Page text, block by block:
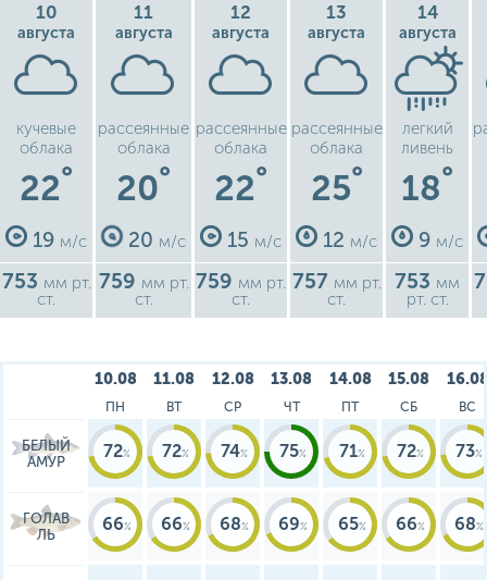
10
августа
кучевые
облака
22°
19 м/с
753 мм рт.
ст.
11
августа
рассеянные
облака
20°
20 м/с
759 мм рт.
ст.
12
августа
рассеянные
облака
22°
15 м/с
759 мм рт.
ст.
13
августа
рассеянные
облака
25°
12 м/с
757 мм рт.
ст.
14
августа
легкий
ливень
18°
9 м/с
753 мм
рт. ст.
10.08
ПН
11.08
ВТ
12.08
СР
13.08
ЧТ
14.08
ПТ
15.08
СБ ВС
БЕЛЫЙ
АМУР
72 72 74 75 71 72 73
ГОЛАВ
ЛЬ
66 66 68 69 65 66 68